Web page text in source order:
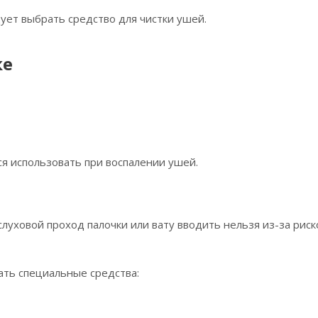
выбрать средство для чистки ушей.
при воспалении ушей.
проход палочки или вату вводить нельзя из-за
специальные средства: